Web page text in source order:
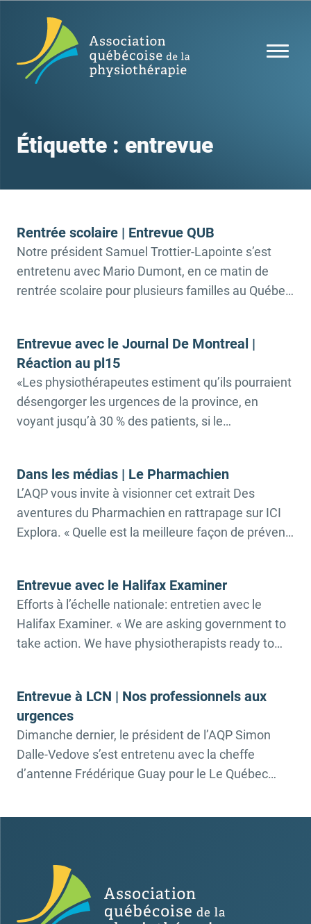
Étiquette : entrevue
Rentrée scolaire | Entrevue QUB
Notre président Samuel Trottier-Lapointe s’est
entretenu avec Mario Dumont, en ce matin de
rentrée scolaire pour plusieurs familles au Québec,
Videz le sac de temps à autre afin de répartir le
poids adéquatement: les cartables se multiplient
en […]
Entrevue avec le Journal De Montreal |
Réaction au pl15
«Les physiothérapeutes estiment qu’ils pourraient
désengorger les urgences de la province, en
voyant jusqu’à 30 % des patients, si le
entretenu avec Hugo Duchaine pour le Journal de
Montréal. ➡️Article complet L’AQP déplore ne pas
avoir été appelée à s’exprimer […]
Dans les médias | Le Pharmachien
L’AQP vous invite à visionner cet extrait Des
aventures du Pharmachien en rattrapage sur ICI
Explora. « Quelle est la meilleure façon de prévenir
physiothérapeute pour faire un tour d’horizon sur
le sujet. Il questionne un deuxième
physiothérapeute pour parler […]
Entrevue avec le Halifax Examiner
Efforts à l’échelle nationale: entretien avec le
Halifax Examiner. « We are asking government to
take action. We have physiotherapists ready to
journaliste Mme Yvette D’Entremont du Halifax
Examiner au sujet du rôle des physiothérapeutes
dans les urgences. Simon a pu […]
Entrevue à LCN | Nos professionnels aux
urgences
Dimanche dernier, le président de l’AQP Simon
Dalle-Vedove s’est entretenu avec la cheffe
d’antenne Frédérique Guay pour le Le Québec
intéressé les grands médias. L’efficacité des
physiothérapeute […]